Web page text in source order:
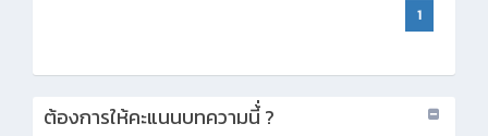
1
ต้องการให้คะแนนบทความนี้่ ?